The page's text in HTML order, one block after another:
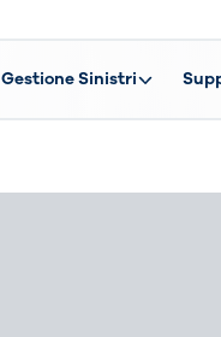
Gestione Sinistri